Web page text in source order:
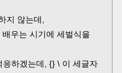
지 않는데,
우는 시기에 세벌식을
하겠는데, {} \ 이 세글자